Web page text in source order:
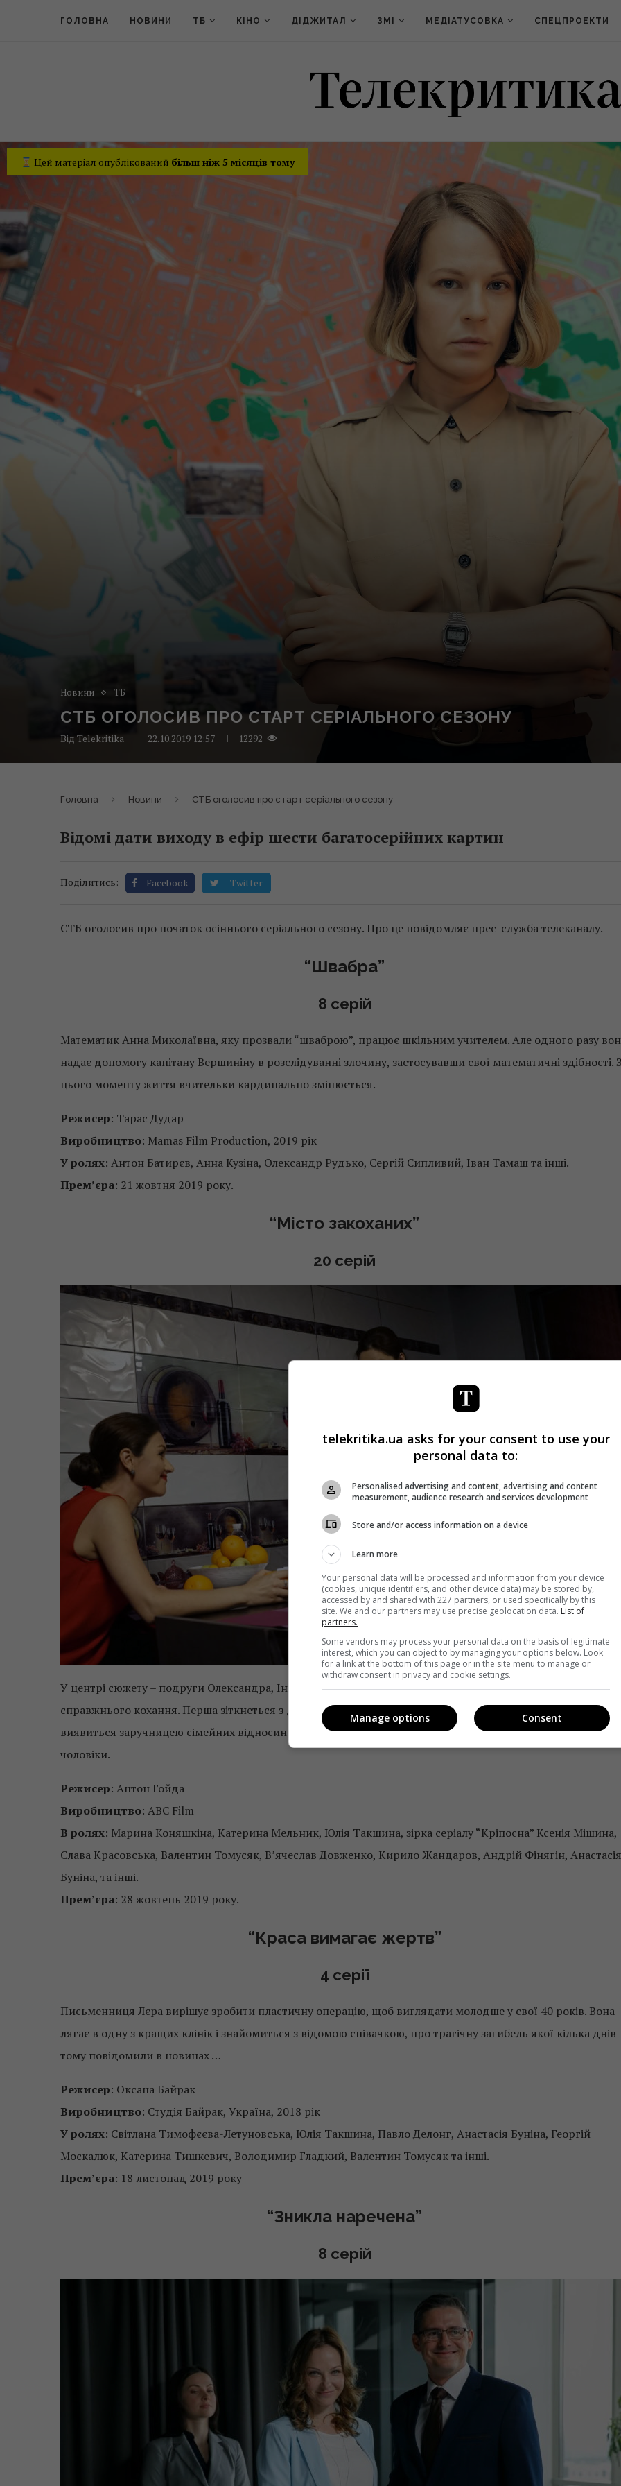
ГОЛОВНА НОВИНИ ТБ КІНО ДІДЖИТАЛ ЗМІ МЕДІАТУСОВКА СПЕЦПРОЕКТИ
Цей матеріал опублікований більш ніж 5 місяців тому
Новини ТБ
СТБ ОГОЛОСИВ ПРО СТАРТ СЕРІАЛЬНОГО СЕЗОНУ
Від Telekritika 22.10.2019 12:57 12292
Головна Новини СТБ оголосив про старт серіального сезону
Відомі дати виходу в ефір шести багатосерійних картин
Поділитись: Facebook Twitter
СТБ оголосив про початок осіннього серіального сезону. Про це повідомляє прес-служба телеканалу.
“Швабра”
8 серій
Математик Анна Миколаївна, яку прозвали “шваброю”, працює шкільним учителем. Але одного разу
надає допомогу капітану Вершиніну в розслідуванні злочину, застосувавши свої математичні здібності. З
цього моменту життя вчительки кардинально змінюється.
Режисер: Тарас Дудар
Виробництво: Mamas Film Production, 2019 рік
У ролях: Антон Батирєв, Анна Кузіна, Олександр Рудько, Сергій Сипливий, Іван Тамаш та інші.
Прем’єра: 21 жовтня 2019 року.
“Місто закоханих”
20 серій
У центрі сюжету – подруги Олександра, Інга та Єва. Кожну з них чекають випробування на шляху пошуку
справжнього кохання. Перша зіткнеться з дуже складним вибором між минулим і майбутнім. Друга
виявиться заручницею сімейних відносин. А третій доведеться протистояти залицянням одіозного
чоловіки.
Режисер: Антон Гойда
Виробництво: ABC Film
В ролях: Марина Коняшкіна, Катерина Мельник, Юлія Такшина, зірка серіалу “Кріпосна” Ксенія Мішина,
Слава Красовська, Валентин Томусяк, В’ячеслав Довженко, Кирило Жандаров, Андрій Фінягін, Анастасія
Буніна, та інші.
Прем’єра: 28 жовтень 2019 року.
“Краса вимагає жертв”
4 серії
Письменниця Лєра вирішує зробити пластичну операцію, щоб виглядати молодше у свої 40 років. Вона
лягає в одну з кращих клінік і знайомиться з відомою співачкою, про трагічну загибель якої кілька днів
тому повідомили в новинах …
Режисер: Оксана Байрак
Виробництво: Студія Байрак, Україна, 2018 рік
У ролях: Світлана Тимофєєва-Летуновська, Юлія Такшина, Павло Делонг, Анастасія Буніна, Георгій
Москалюк, Катерина Тишкевич, Володимир Гладкий, Валентин Томусяк та інші.
Прем’єра: 18 листопад 2019 року
“Зникла наречена”
8 серій
telekritika.ua asks for your consent to use your
personal data to:
Personalised advertising and content, advertising and content
measurement, audience research and services development
Store and/or access information on a device
Learn more
Your personal data will be processed and information from your device
(cookies, unique identifiers, and other device data) may be stored by,
accessed by and shared with 227 partners, or used specifically by this
site. We and our partners may use precise geolocation data. List of
partners.
Some vendors may process your personal data on the basis of legitimate
interest, which you can object to by managing your options below. Look
for a link at the bottom of this page or in the site menu to manage or
withdraw consent in privacy and cookie settings.
Consent
Manage options